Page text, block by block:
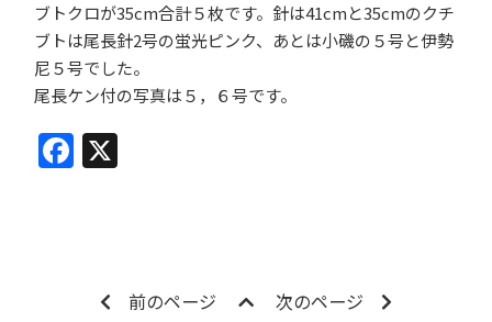
ブトクロが35cm合計５枚です。針は41cmと35cmのクチ
ブトは尾長針2号の蛍光ピンク、あとは小磯の５号と伊勢
尼５号でした。
尾長ケン付の写真は５，６号です。
Facebook
前のページ 次のページ